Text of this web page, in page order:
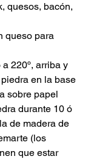
quesos, bacón,
queso para
220º, arriba y
en la base
sobre papel
durante 10 ó
de madera de
(los
que estar